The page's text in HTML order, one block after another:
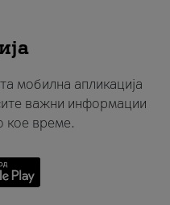
мобилна апликација
важни информации
кое време.